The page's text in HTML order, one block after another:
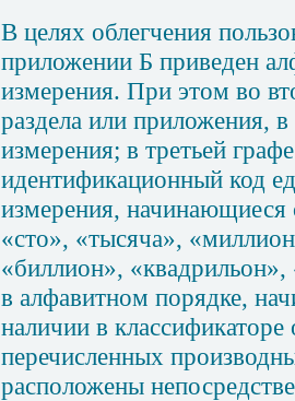
В целях облегчения
приложении Б приведен
измерения. При этом во
раздела или приложения,
измерения; в третьей
идентификационный код
измерения,
«сто», «тысяча»,
«биллион»,
в алфавитном порядке,
наличии в
перечисленных
расположены